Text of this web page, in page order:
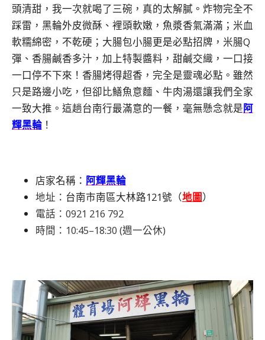
頭清甜，我一次就喝了三碗，真的太解膩。炸物完全不
踩雷，黑輪外皮微酥、裡頭軟嫩，魚漿香氣滿滿；米血
軟糯綿密，不乾硬；大腸包小腸更是必點招牌，米腸Q
彈、香腸鹹香多汁，加上特製醬料，甜鹹交織，一口接
一口停不下來！香腸烤得超香，完全是靈魂必點。雖然
只是路邊小吃，但卻比鱔魚意麵、牛肉湯還讓我們全家
一致大推。這趟台南行最滿意的一餐，毫無懸念就是阿
輝黑輪 ！
店家名稱： 阿輝黑輪
地址： 台南市南區大林路121號（地圖）
電話： 0921 216 792
時間：10:45–18:30 (週一公休)